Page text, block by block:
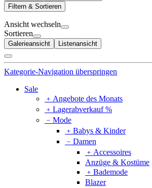
Filtern & Sortieren
Ansicht wechseln
Sortieren
Galerieansicht Listenansicht
Kategorie-Navigation überspringen
Sale
﹢ Angebote des Monats
﹢ Lagerabverkauf %
﹣ Mode
﹢ Babys & Kinder
﹣ Damen
﹢ Accessoires
Anzüge & Kostüme
﹢ Bademode
Blazer